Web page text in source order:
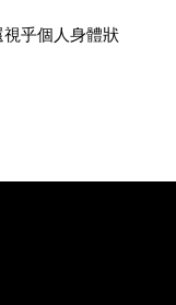
乎個人身體狀